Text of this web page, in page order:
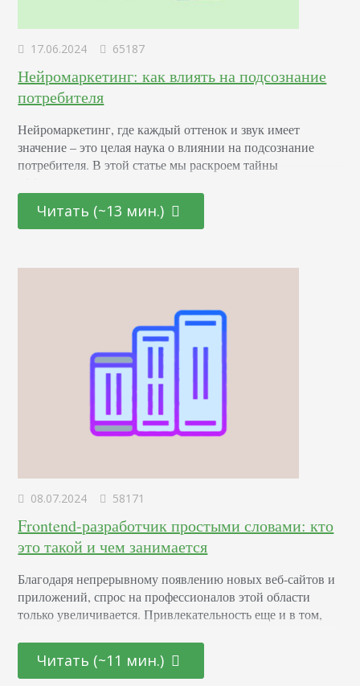
17.06.2024 65187
Нейромаркетинг: как влиять на подсознание
потребителя
Нейромаркетинг, где каждый оттенок и звук имеет
значение – это целая наука о влиянии на подсознание
потребителя. В этой статье мы раскроем тайны
последних достижениях в области психологии и
нейронаук. От подбора цветовой палитры до создания
человеческого сознания для повышения интереса и
Читать (~13 мин.)
08.07.2024 58171
Frontend-разработчик простыми словами: кто
это такой и чем занимается
Благодаря непрерывному появлению новых веб-сайтов и
приложений, спрос на профессионалов этой области
только увеличивается. Привлекательность еще и в том,
специалистов, так и для тех, кто находится на стадии
переосмысления карьерного пути и готов начать все с
Читать (~11 мин.)